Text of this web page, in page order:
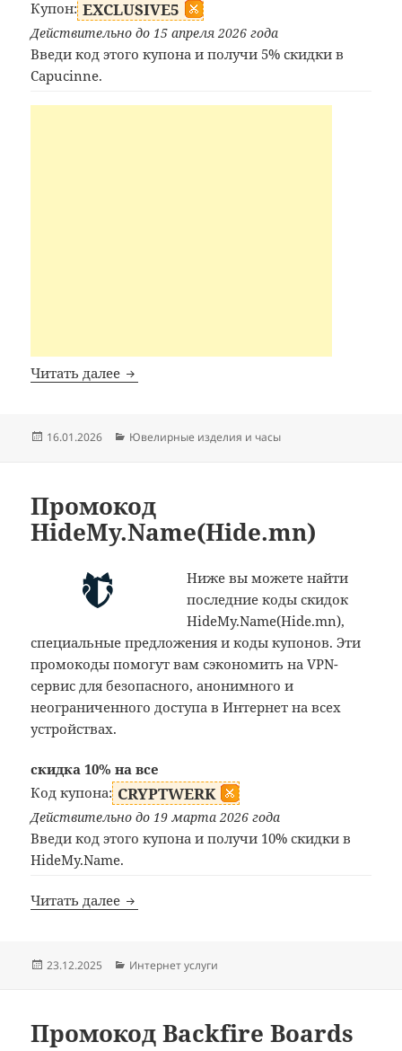
Купон: EXCLUSIVE5
Действительно до 15 апреля 2026 года
Введи код этого купона и получи 5% скидки в
Capucinne.
Читать далее Промокод Capucinne
Опубликовано
16.01.2026 Рубрики
Ювелирные изделия и часы
Промокод
HideMy.Name(Hide.mn)
Ниже вы можете найти
последние коды скидок
HideMy.Name(Hide.mn),
специальные предложения и коды купонов. Эти
промокоды помогут вам сэкономить на VPN-
сервис для безопасного, анонимного и
неограниченного доступа в Интернет на всех
устройствах.
скидка 10% на все
Код купона: CRYPTWERK
Действительно до 19 марта 2026 года
Введи код этого купона и получи 10% скидки в
HideMy.Name.
Читать далее Промокод HideMy.Name(Hide.mn)
Опубликовано
23.12.2025 Рубрики
Интернет услуги
Промокод Backfire Boards